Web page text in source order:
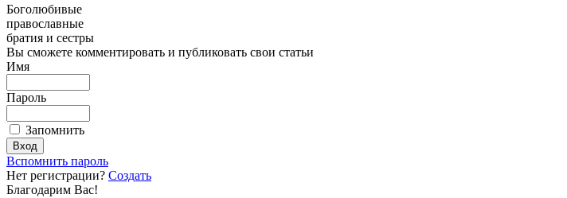
Боголюбивые
православные
братия и сестры
Вы сможете комментировать и публиковать свои статьи
Имя
Пароль
Запомнить
Вспомнить пароль
Нет регистрации? Создать
Благодарим Вас!